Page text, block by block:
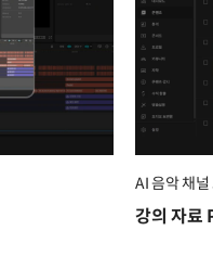
AI 음악 채
강의 자료